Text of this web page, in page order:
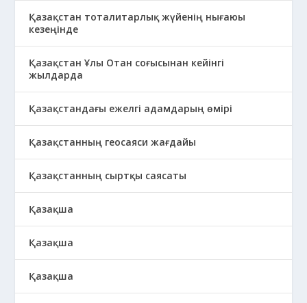
Қазақстан тоталитарлық жүйенің нығаюы
кезеңінде
Қазақстан Ұлы Отан соғысынан кейінгі
жылдарда
Қазақстандағы ежелгі адамдарың өмірі
Қазақстанның геосаяси жағдайы
Қазақстанның сыртқы саясаты
Қазақша
Қазақша
Қазақша